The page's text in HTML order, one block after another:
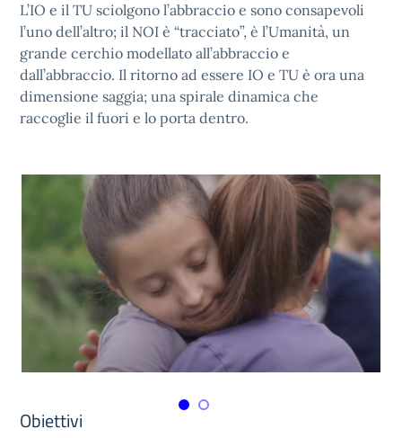
L’IO e il TU sciolgono l’abbraccio e sono consapevoli
l’uno dell’altro; il NOI è “tracciato”, è l’Umanità, un
grande cerchio modellato all’abbraccio e
dall’abbraccio. Il ritorno ad essere IO e TU è ora una
dimensione saggia; una spirale dinamica che
raccoglie il fuori e lo porta dentro.
Obiettivi